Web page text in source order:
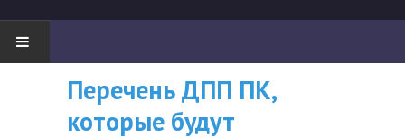
НОВОСТИ
"Боевая" русистика
ВНИМАНИЮ
СЛУШАТЕЛЕЙ, У
Перечень ДПП
которые будут
Рекомендации «Об
организации